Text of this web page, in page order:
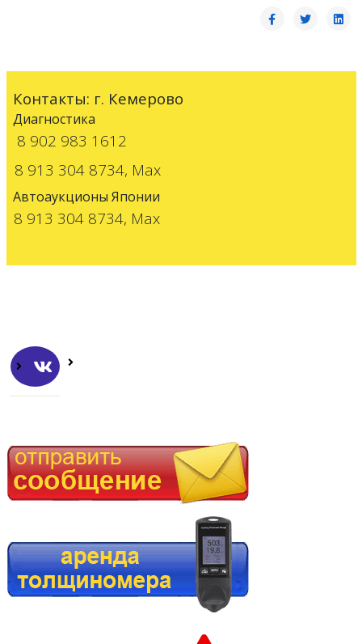
Контакты: г. Кемерово
Диагностика
8 902 983 1612
8 913 304 8734, Max
Автоаукционы Японии
8 913 304 8734, Max